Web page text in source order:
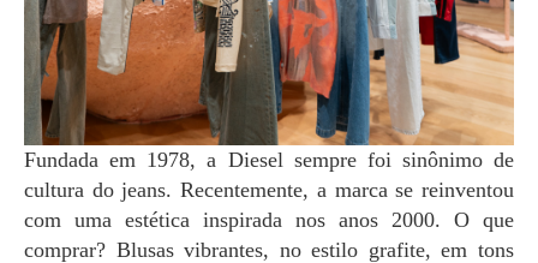
Fundada em 1978, a Diesel sempre foi sinônimo de
cultura do jeans. Recentemente, a marca se reinventou
com uma estética inspirada nos anos 2000. O que
comprar? Blusas vibrantes, no estilo grafite, em tons